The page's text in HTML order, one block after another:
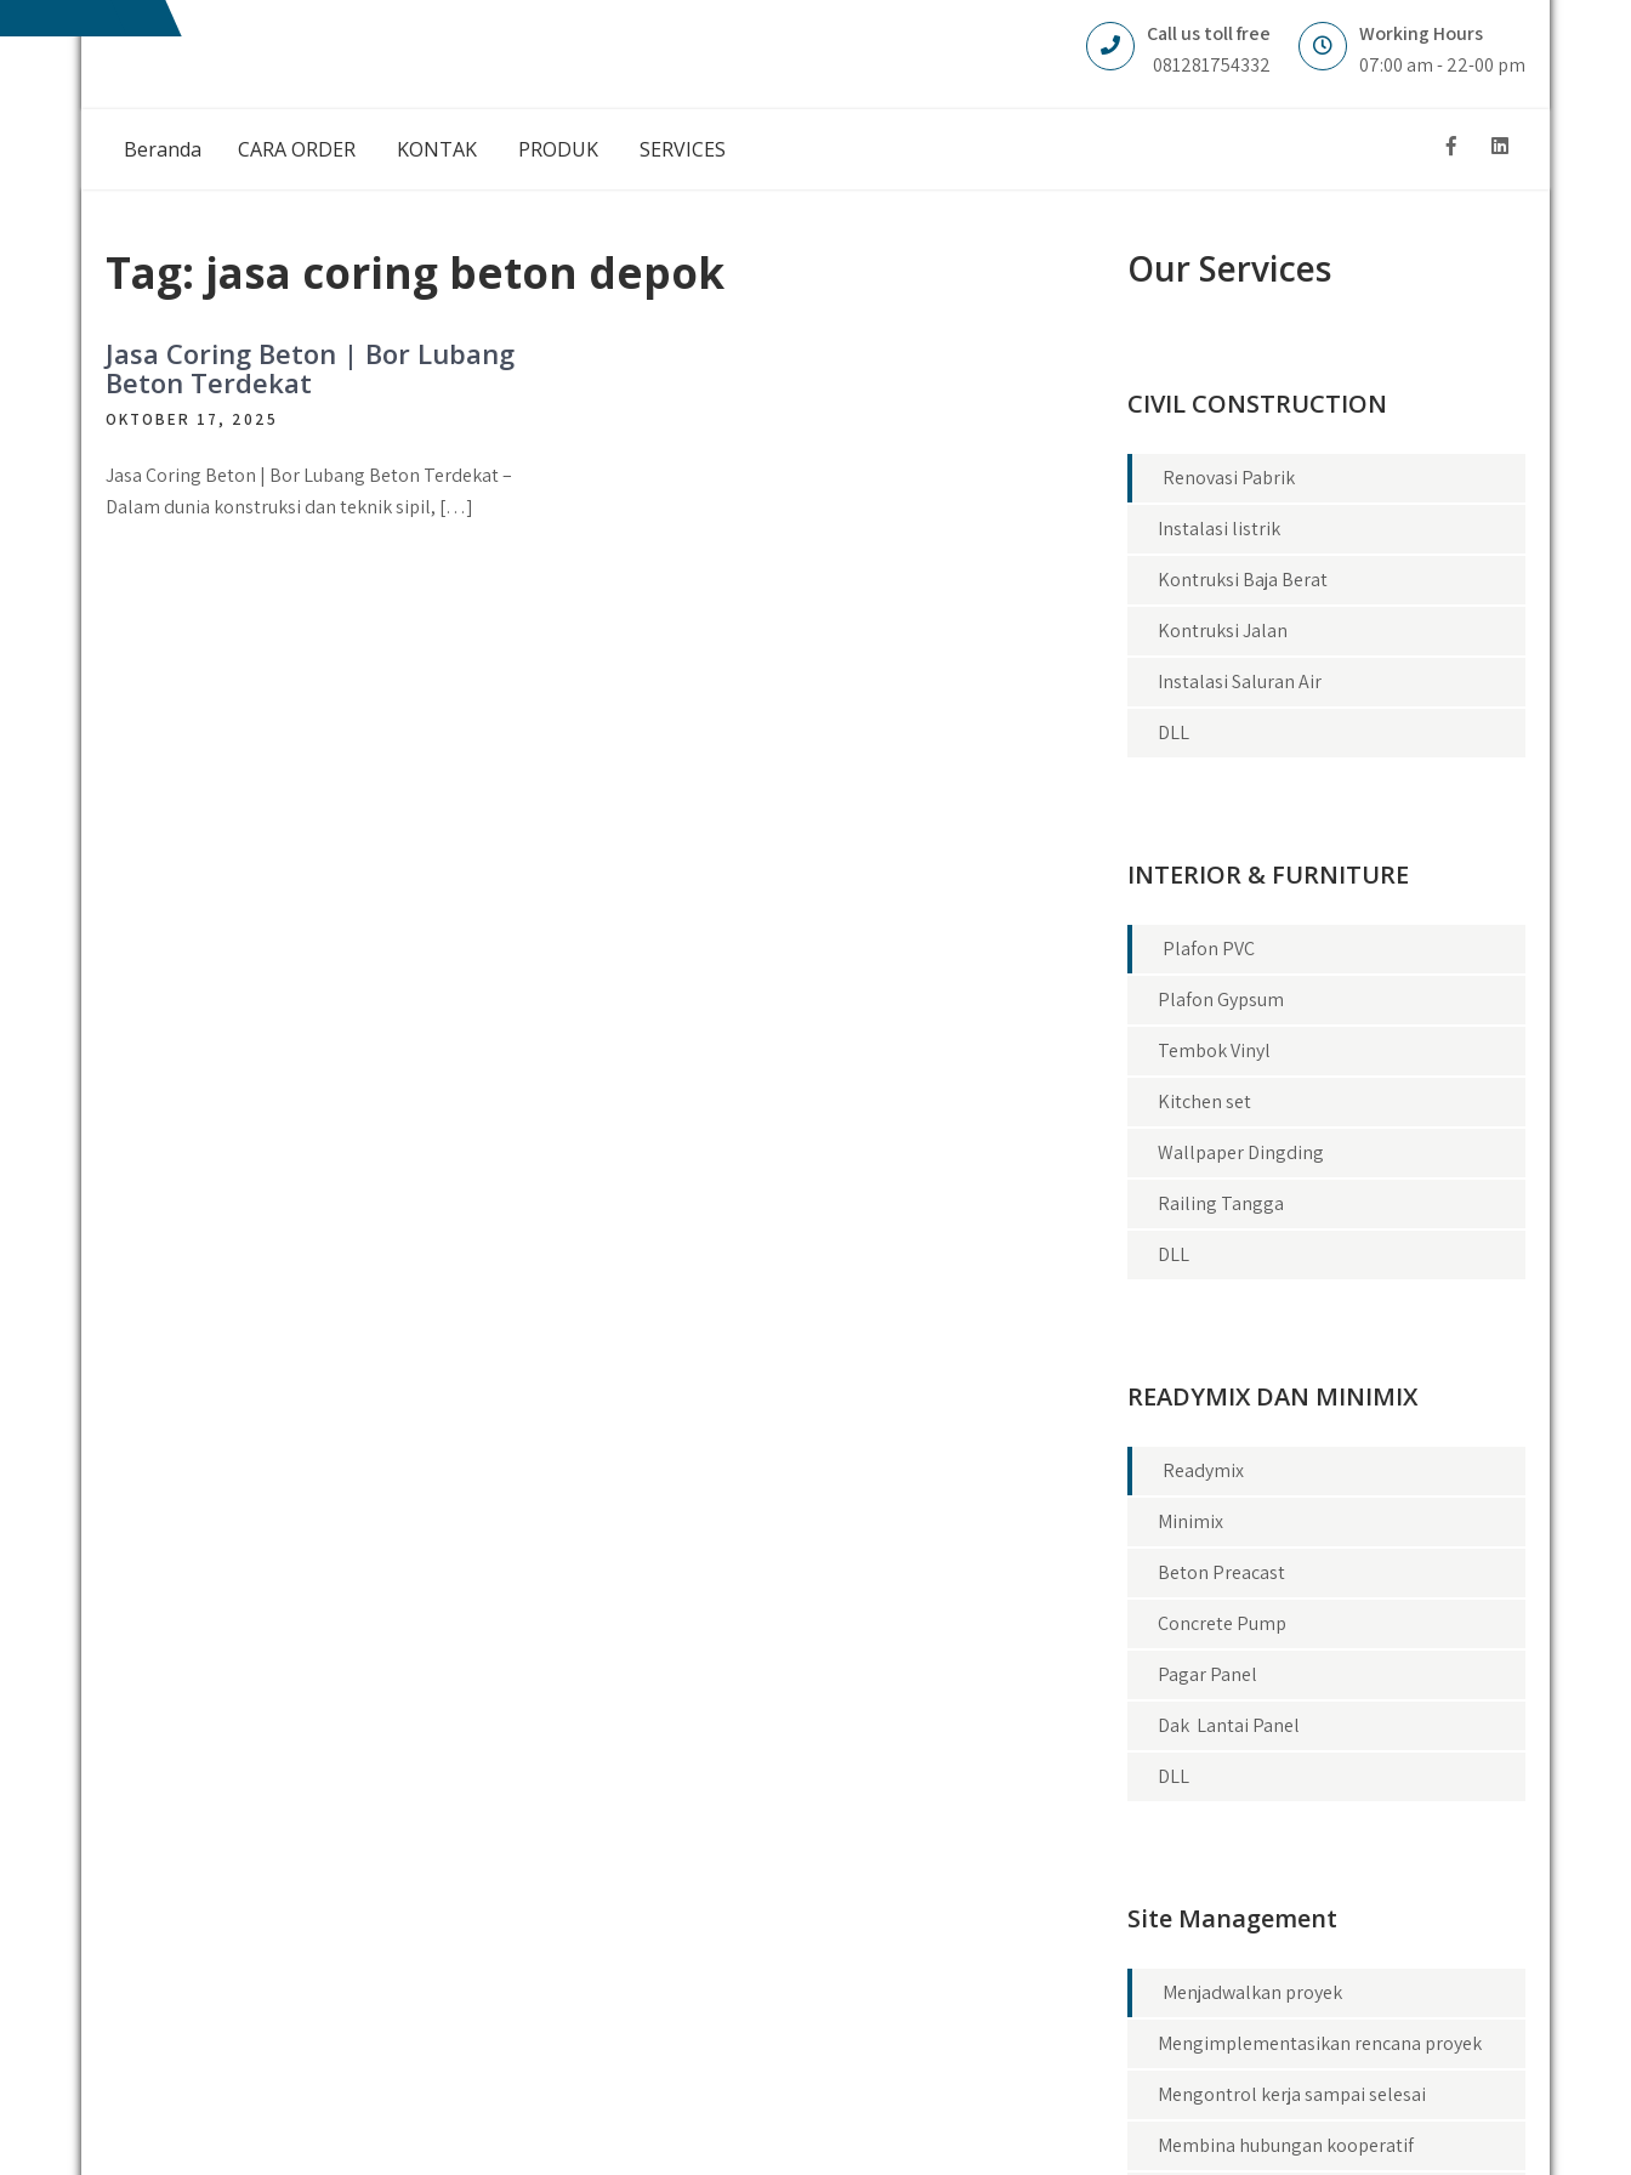
NIAGA
MEMBANGUN
Call us toll free
081281754332
Working Hours
07:00 am - 22-00 pm
Beranda CARA ORDER KONTAK PRODUK SERVICES
Tag: jasa coring beton depok
Jasa Coring Beton | Bor Lubang
Beton Terdekat
OKTOBER 17, 2025
Jasa Coring Beton | Bor Lubang Beton Terdekat –
Dalam dunia konstruksi dan teknik sipil, […]
Our Services
CIVIL CONSTRUCTION
Renovasi Pabrik
Instalasi listrik
Kontruksi Baja Berat
Kontruksi Jalan
Instalasi Saluran Air
DLL
INTERIOR & FURNITURE
Plafon PVC
Plafon Gypsum
Tembok Vinyl
Kitchen set
Wallpaper Dingding
Railing Tangga
DLL
READYMIX DAN MINIMIX
Readymix
Minimix
Beton Preacast
Concrete Pump
Pagar Panel
Dak Lantai Panel
DLL
Site Management
Menjadwalkan proyek
Mengimplementasikan rencana proyek
Mengontrol kerja sampai selesai
Membina hubungan kooperatif